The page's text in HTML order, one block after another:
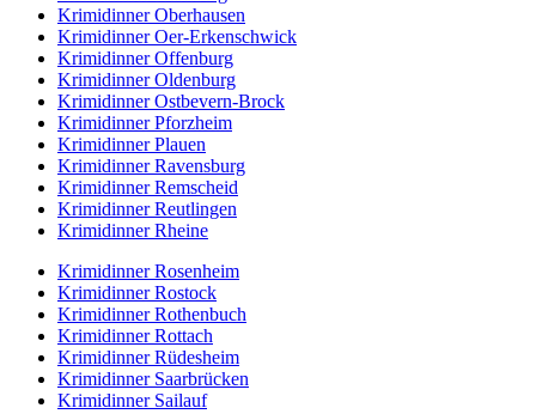
Krimidinner Oberhausen
Krimidinner Oer-Erkenschwick
Krimidinner Offenburg
Krimidinner Oldenburg
Krimidinner Ostbevern-Brock
Krimidinner Pforzheim
Krimidinner Plauen
Krimidinner Ravensburg
Krimidinner Remscheid
Krimidinner Reutlingen
Krimidinner Rheine
Krimidinner Rosenheim
Krimidinner Rostock
Krimidinner Rothenbuch
Krimidinner Rottach
Krimidinner Rüdesheim
Krimidinner Saarbrücken
Krimidinner Sailauf